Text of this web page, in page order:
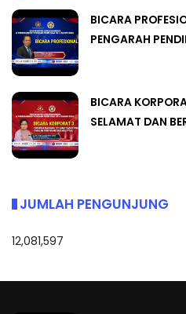
BICARA
PENGARAH
BICARA
SELAMAT DAN
JUMLAH PENGUNJUNG
12,081,597